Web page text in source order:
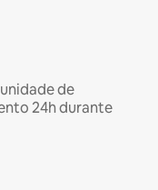
de
24h durante